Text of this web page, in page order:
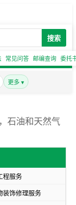
搜索
常见问答 邮编查询 委托
更多 ▾
石油和天然气
程服务
装饰修理服务